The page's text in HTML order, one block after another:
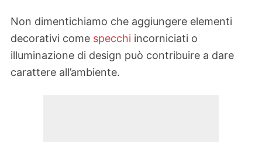
Non dimentichiamo che aggiungere elementi
decorativi come specchi incorniciati o
illuminazione di design può contribuire a dare
carattere all’ambiente.